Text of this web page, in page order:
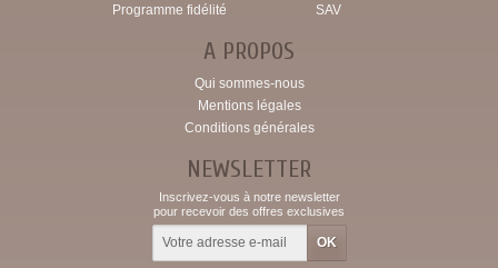
Programme fidélité
SAV
A PROPOS
Qui sommes-nous
Mentions légales
Conditions générales
NEWSLETTER
Inscrivez-vous à notre newsletter
pour recevoir des offres exclusives